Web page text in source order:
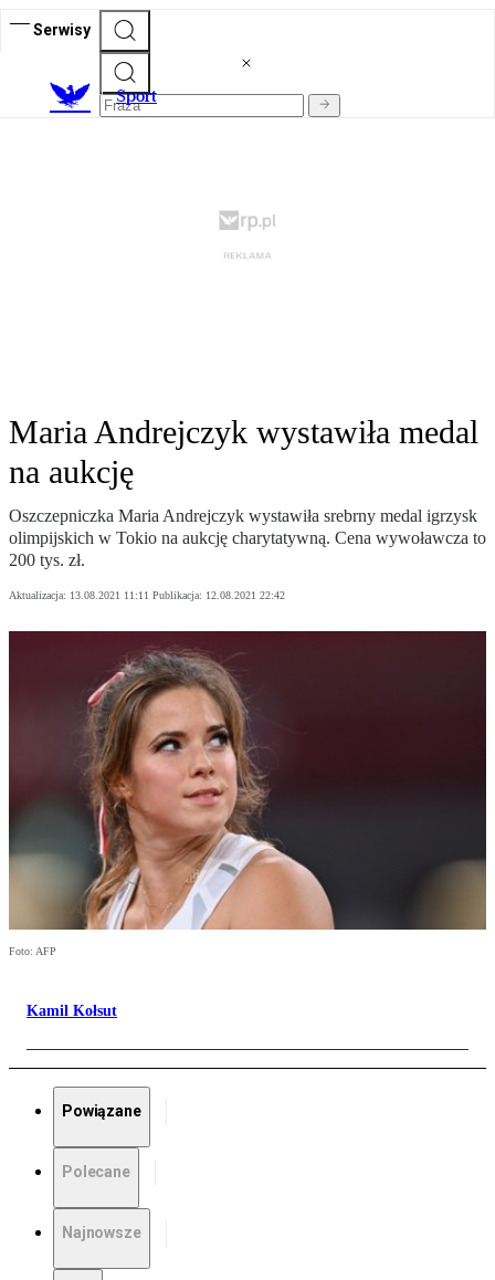
Serwisy
Sport
Maria Andrejczyk wystawiła medal
na aukcję
Oszczepniczka Maria Andrejczyk wystawiła srebrny medal igrzysk
olimpijskich w Tokio na aukcję charytatywną. Cena wywoławcza to
200 tys. zł.
Aktualizacja: 13.08.2021 11:11 Publikacja: 12.08.2021 22:42
Foto: AFP
Kamil Kołsut
Powiązane
Polecane
Najnowsze